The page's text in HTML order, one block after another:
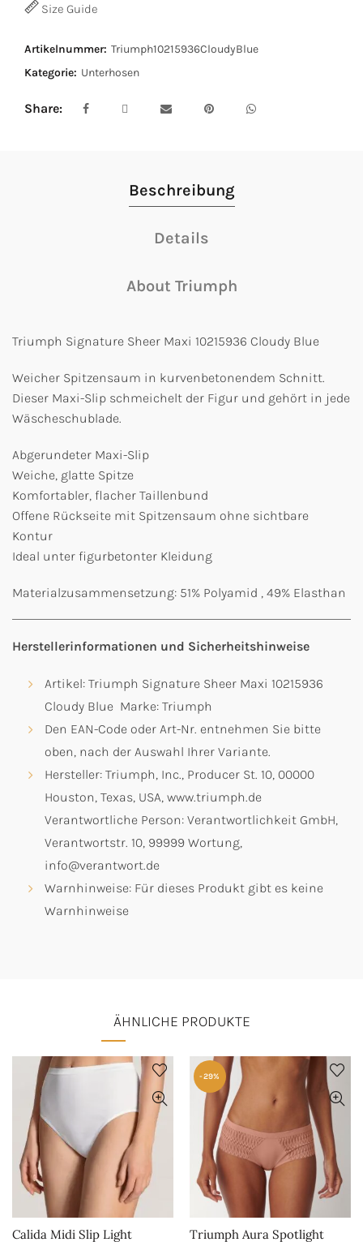
Size Guide
Artikelnummer: Triumph10215936CloudyBlue
Kategorie: Unterhosen
Share
Beschreibung
Details
About Triumph
Triumph Signature Sheer Maxi 10215936 Cloudy Blue
Weicher Spitzensaum in kurvenbetonendem Schnitt.
Dieser Maxi-Slip schmeichelt der Figur und gehört in jede
Wäscheschublade.
Abgerundeter Maxi-Slip
Weiche, glatte Spitze
Komfortabler, flacher Taillenbund
Offene Rückseite mit Spitzensaum ohne sichtbare
Kontur
Ideal unter figurbetonter Kleidung
Materialzusammensetzung: 51% Polyamid , 49% Elasthan
Herstellerinformationen und Sicherheitshinweise
Artikel: Triumph Signature Sheer Maxi 10215936
Cloudy Blue Marke: Triumph
Den EAN-Code oder Art-Nr. entnehmen Sie bitte
oben, nach der Auswahl Ihrer Variante.
Hersteller: Triumph, Inc., Producer St. 10, 00000
Houston, Texas, USA, www.triumph.de
Verantwortliche Person: Verantwortlichkeit GmbH,
Verantwortstr. 10, 99999 Wortung,
info@verantwort.de
Warnhinweise: Für dieses Produkt gibt es keine
Warnhinweise
ÄHNLICHE PRODUKTE
Calida Midi Slip Light
-29%
Triumph Aura Spotlight